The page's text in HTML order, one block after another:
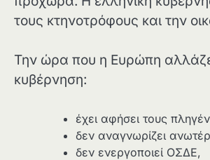
τους κτηνοτρόφους και την
Την ώρα που η Ευρώπη
κυβέρνηση:
έχει αφήσει τους
δεν αναγνωρίζει
δεν ενεργοποιεί ΟΣΔΕ,